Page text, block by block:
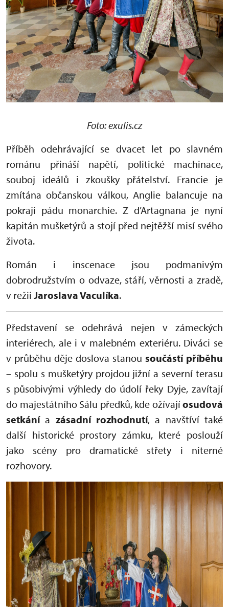
Foto: exulis.cz
Příběh odehrávající se dvacet let po slavném
románu přináší napětí, politické machinace,
souboj ideálů i zkoušky přátelství. Francie je
zmítána občanskou válkou, Anglie balancuje na
pokraji pádu monarchie. Z d’Artagnana je nyní
kapitán mušketýrů a stojí před nejtěžší misí svého
života.
Román i inscenace jsou podmanivým
dobrodružstvím o odvaze, stáří, věrnosti a zradě,
v režii Jaroslava Vaculíka.
Představení se odehrává nejen v zámeckých
interiérech, ale i v malebném exteriéru. Diváci se
v průběhu děje doslova stanou součástí příběhu
– spolu s mušketýry projdou jižní a severní terasu
s působivými výhledy do údolí řeky Dyje, zavítají
do majestátního Sálu předků, kde ožívajíosudová
setkánía zásadní rozhodnutí, a navštíví také
další historické prostory zámku, které poslouží
jako scény pro dramatické střety i niterné
rozhovory.